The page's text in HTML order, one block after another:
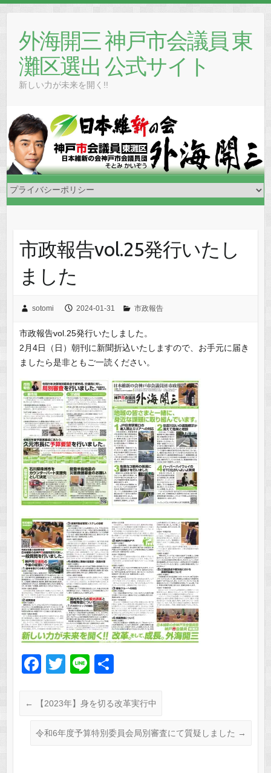
content外海開三 神戸市会議員 東
灘区選出 公式サイト
新しい力が未来を開く!!
市政報告vol.25発行いたし
ました
sotomi 2024-01-31 市政報告
市政報告vol.25発行いたしました。
2月4日（日）朝刊に新聞折込いたしますので、お手元に届き
ましたら是非ともご一読ください。
F
c
b
T
tt
Li
e
← 【2023年】身を切る改革実行中
令和6年度予算特別委員会局別審査にて質疑しました →